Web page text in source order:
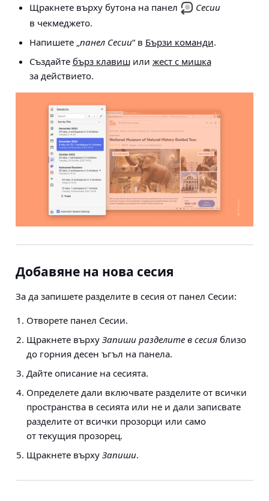
Щракнете върху бутона на панел
Сесии
в чекмеджето.
Напишете „ панел Сесии“ в Бързи команди.
Създайте бърз клавишили жест с мишка
за действието.
Добавяне на нова сесия
За да запишете разделите в сесия от панел Сесии:
Отворете панел Сесии.
Щракнете върху Запиши разделите в сесия близо
до горния десен ъгъл на панела.
Дайте описание на сесията.
Определете дали включвате разделите от всички
пространства в сесията или не и дали записвате
разделите от всички прозорци или само
от текущия прозорец.
Щракнете върху Запиши.